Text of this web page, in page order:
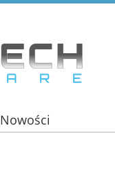
Nowości